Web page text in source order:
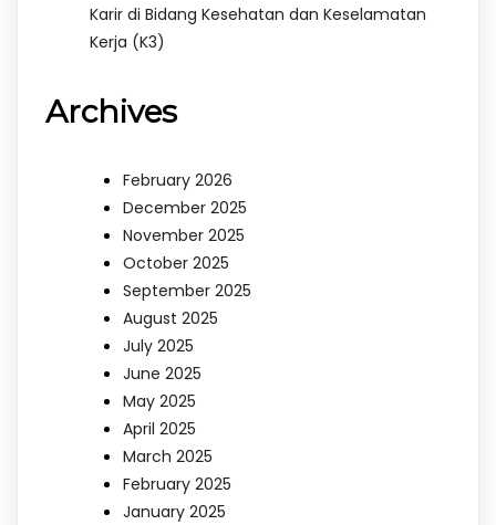
Karir di Bidang Kesehatan dan Keselamatan
Kerja (K3)
Archives
February 2026
December 2025
November 2025
October 2025
September 2025
August 2025
July 2025
June 2025
May 2025
April 2025
March 2025
February 2025
January 2025